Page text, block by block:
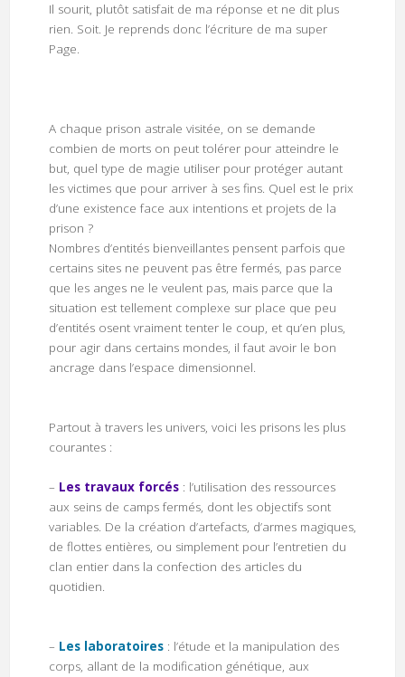
Il sourit, plutôt satisfait de ma réponse et ne dit plus
rien. Soit. Je reprends donc l’écriture de ma super
Page.
A chaque prison astrale visitée, on se demande
combien de morts on peut tolérer pour atteindre le
but, quel type de magie utiliser pour protéger autant
les victimes que pour arriver à ses fins. Quel est le prix
d’une existence face aux intentions et projets de la
prison ?
Nombres d’entités bienveillantes pensent parfois que
certains sites ne peuvent pas être fermés, pas parce
que les anges ne le veulent pas, mais parce que la
situation est tellement complexe sur place que peu
d’entités osent vraiment tenter le coup, et qu’en plus,
pour agir dans certains mondes, il faut avoir le bon
ancrage dans l’espace dimensionnel.
Partout à travers les univers, voici les prisons les plus
courantes :
– Les travaux forcés : l’utilisation des ressources
aux seins de camps fermés, dont les objectifs sont
variables. De la création d’artefacts, d’armes magiques,
de flottes entières, ou simplement pour l’entretien du
clan entier dans la confection des articles du
quotidien.
– Les laboratoires: l’étude et la manipulation des
corps, allant de la modification génétique, aux